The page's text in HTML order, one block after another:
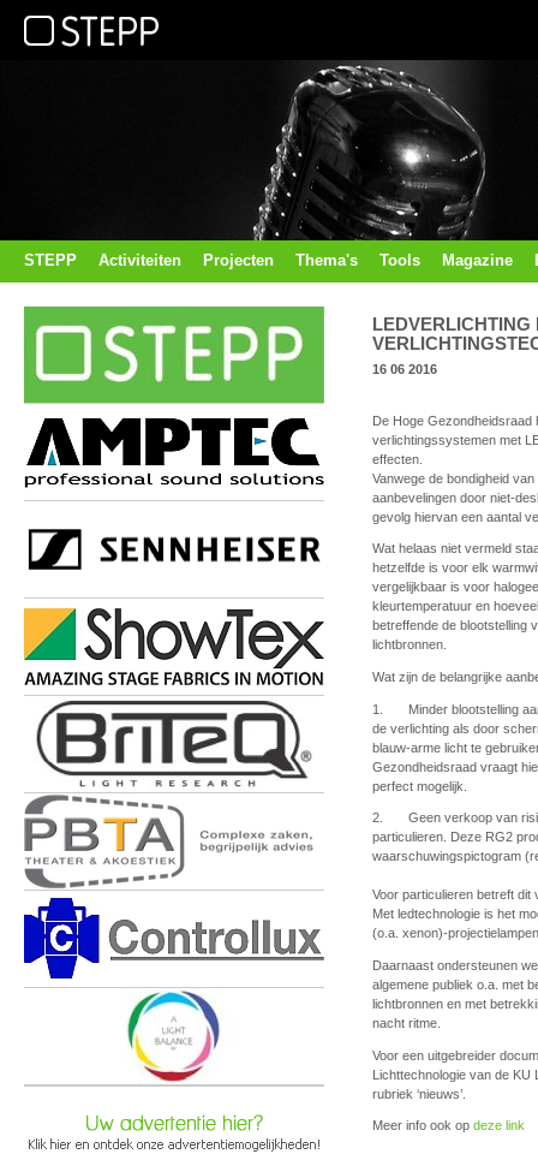
STEPP Activiteiten Projecten Thema's Tools Magazine
16 06 2016
De Hoge Gezondheidsraad
verlichtingssystemen met
effecten.
Vanwege de bondigheid
aanbevelingen door niet-
gevolg hiervan een aantal
Wat helaas niet vermeld
hetzelfde is voor elk
vergelijkbaar is voor
kleurtemperatuur en
betreffende de blootstelling
lichtbronnen.
Wat zijn de belangrijke
1. Minder blootstelling aan
de verlichting als door
blauw-arme licht te
Gezondheidsraad vraagt
perfect mogelijk.
2. Geen verkoop van
particulieren. Deze RG2
waarschuwingspictogram
Voor particulieren betreft
Met ledtechnologie is het
(o.a. xenon)-
Daarnaast ondersteunen
algemene publiek o.a. met
lichtbronnen en met
nacht ritme.
Voor een uitgebreider
Lichttechnologie van de
rubriek ‘nieuws’.
Meer info ook op deze link